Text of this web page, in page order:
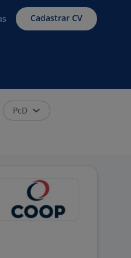
Cadastrar CV
PcD